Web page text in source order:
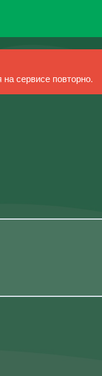
сервисе повторно.